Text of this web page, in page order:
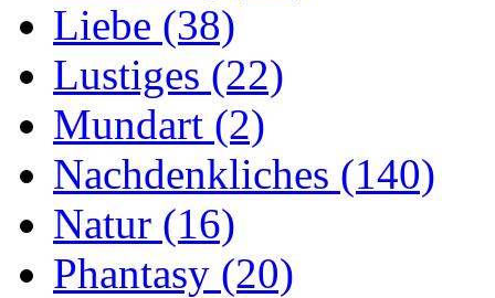
Liebe (38)
Lustiges (22)
Mundart (2)
Nachdenkliches (140)
Natur (16)
Phantasy (20)